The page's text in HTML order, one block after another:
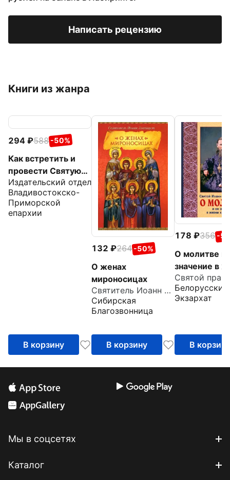
Написать рецензию
Книги из жанра
294 588 -50%
Как встретить и
провести Святую
Пасху
Издательский отдел
Владивостокско-
Приморской
епархии
В корзину
132 264 -50%
О женах
мироносицах
Святитель Иоанн Златоуст
Сибирская
Благозвонница
В корзину
178 356 -
О молитве и
значение в
Извлечения
дневника с
Белорусский
Экзархат
В корзину
Мы в соцсетях
Каталог